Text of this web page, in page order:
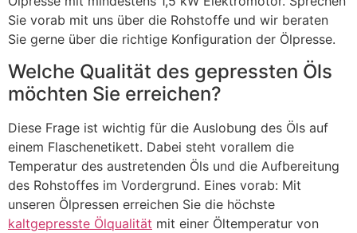
Sie vorab mit uns über die Rohstoffe und wir beraten
Sie gerne über die richtige Konfiguration der Ölpresse.
Welche Qualität des gepressten Öls
möchten Sie erreichen?
Diese Frage ist wichtig für die Auslobung des Öls auf
einem Flaschenetikett. Dabei steht vorallem die
Temperatur des austretenden Öls und die Aufbereitung
des Rohstoffes im Vordergrund. Eines vorab: Mit
unseren Ölpressen erreichen Sie die höchste
kaltgepresste Ölqualität mit einer Öltemperatur von